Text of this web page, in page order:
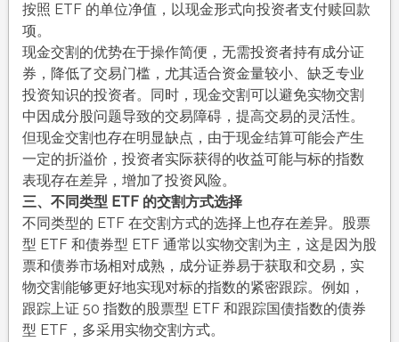
按照 ETF 的单位净值，以现金形式向投资者支付赎回款
项。​
现金交割的优势在于操作简便，无需投资者持有成分证
券，降低了交易门槛，尤其适合资金量较小、缺乏专业
投资知识的投资者。同时，现金交割可以避免实物交割
中因成分股问题导致的交易障碍，提高交易的灵活性。
但现金交割也存在明显缺点，由于现金结算可能会产生
一定的折溢价，投资者实际获得的收益可能与标的指数
表现存在差异，增加了投资风险。​
三、不同类型 ETF 的交割方式选择​
不同类型的 ETF 在交割方式的选择上也存在差异。股票
型 ETF 和债券型 ETF 通常以实物交割为主，这是因为股
票和债券市场相对成熟，成分证券易于获取和交易，实
物交割能够更好地实现对标的指数的紧密跟踪。例如，
跟踪上证 50 指数的股票型 ETF 和跟踪国债指数的债券
型 ETF，多采用实物交割方式。​